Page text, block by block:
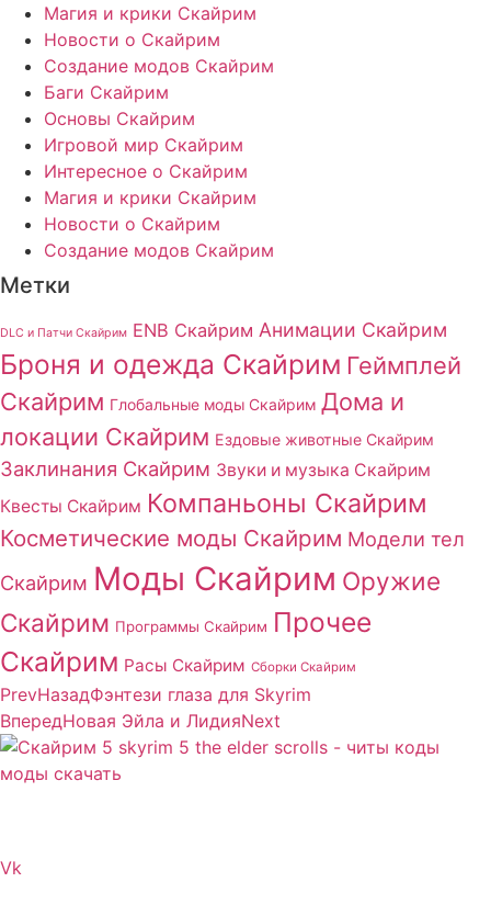
Магия и крики Скайрим
Новости о Скайрим
Создание модов Скайрим
Баги Скайрим
Основы Скайрим
Игровой мир Скайрим
Интересное о Скайрим
Магия и крики Скайрим
Новости о Скайрим
Создание модов Скайрим
Метки
DLC и Патчи Скайрим ENB Скайрим Анимации Скайрим
Броня и одежда Скайрим Геймплей
Скайрим Глобальные моды Скайрим Дома и
локации Скайрим Ездовые животные Скайрим
Заклинания Скайрим Звуки и музыка Скайрим
Квесты Скайрим Компаньоны Скайрим
Косметические моды Скайрим Модели тел
Скайрим Моды Скайрим Оружие
Скайрим Программы Скайрим Прочее
Скайрим Расы Скайрим Сборки Скайрим
PrevНазадФэнтези глаза для Skyrim
ВпередНовая Эйла и ЛидияNext
Vk